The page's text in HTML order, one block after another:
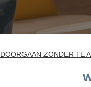
DOORGAAN ZONDER TE